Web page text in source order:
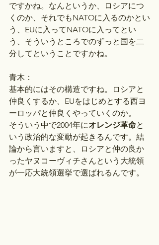
ですかね。なんというか、ロシアにつ
くのか、それでもNATOに入るのかとい
う、EUに入ってNATOに入ってとい
う、そういうところでのずっと国を二
分してということですかね。
青木：
基本的にはその構造ですね。ロシアと
仲良くするか、EUをはじめとする西ヨ
ーロッパと仲良くやっていくのか。
そういう中で2004年にオレンジ革命と
いう政治的な変動が起きるんです。結
論から言いますと、ロシアと仲の良か
ったヤヌコーヴィチさんという大統領
が一応大統領選挙で選ばれるんです。